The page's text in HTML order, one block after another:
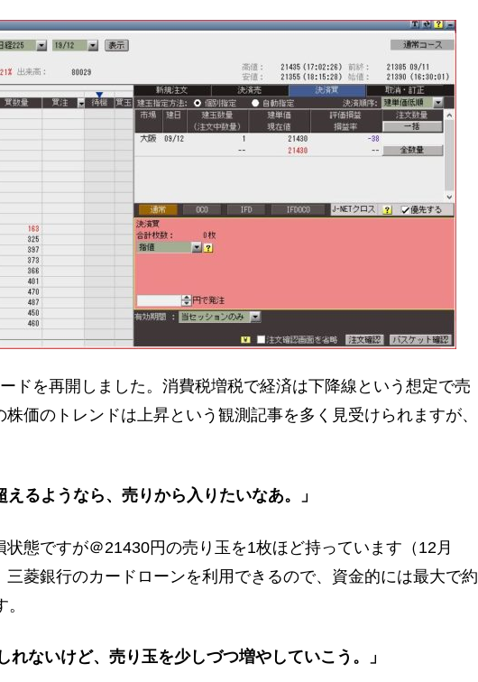
ドを再開しました。消費税増税で経済は下降線という想定で売
価のトレンドは上昇という観測記事を多く見受けられますが、
るようなら、売りから入りたいなあ。」
態ですが＠21430円の売り玉を1枚ほど持っています（12月
菱銀行のカードローンを利用できるので、資金的には最大で約
ないけど、売り玉を少しづつ増やしていこう。」